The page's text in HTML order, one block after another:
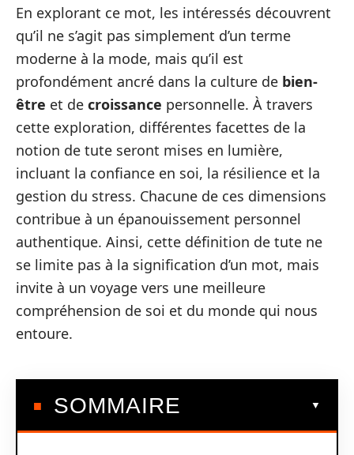
En explorant ce mot, les intéressés découvrent
qu’il ne s’agit pas simplement d’un terme
moderne à la mode, mais qu’il est
profondément ancré dans la culture de bien-
être et de croissance personnelle. À travers
cette exploration, différentes facettes de la
notion de tute seront mises en lumière,
incluant la confiance en soi, la résilience et la
gestion du stress. Chacune de ces dimensions
contribue à un épanouissement personnel
authentique. Ainsi, cette définition de tute ne
se limite pas à la signification d’un mot, mais
invite à un voyage vers une meilleure
compréhension de soi et du monde qui nous
entoure.
SOMMAIRE